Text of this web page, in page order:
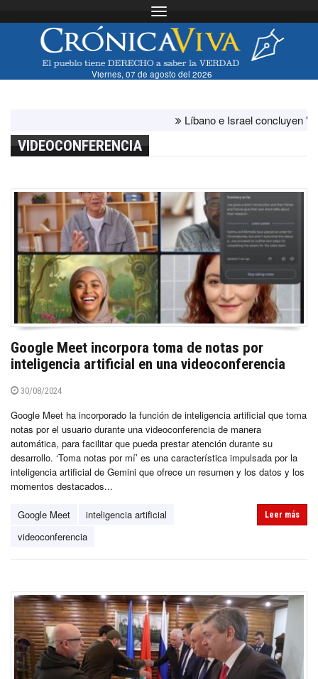
Toggle navigation
Viernes, 07 de agosto del 2026
Líbano e Israel concluyen
VIDEOCONFERENCIA
Google Meet incorpora toma de notas por
inteligencia artificial en una videoconferencia
30/08/2024
Google Meet ha incorporado la función de inteligencia artificial que toma
notas por el usuario durante una videoconferencia de manera
automática, para facilitar que pueda prestar atención durante su
desarrollo. ‘Toma notas por mí’ es una característica impulsada por la
inteligencia artificial de Gemini que ofrece un resumen y los datos y los
momentos destacados...
Google Meet
inteligencia artificial
videoconferencia
Leer más